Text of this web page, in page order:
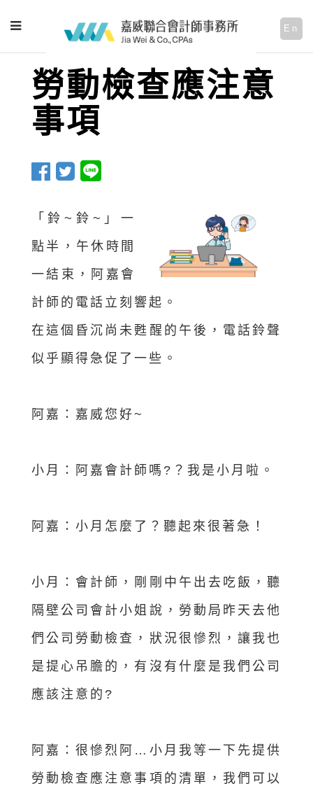
En
勞動檢查應注意
事項
「鈴~鈴~」一
點半，午休時間
一結束，阿嘉會
計師的電話立刻響起。
在這個昏沉尚未甦醒的午後，電話鈴聲
似乎顯得急促了一些。
阿嘉：嘉威您好~
小月：阿嘉會計師嗎?？我是小月啦。
阿嘉：小月怎麼了？聽起來很著急！
小月：會計師，剛剛中午出去吃飯，聽
隔壁公司會計小姐說，勞動局昨天去他
們公司勞動檢查，狀況很慘烈，讓我也
是提心吊膽的，有沒有什麼是我們公司
應該注意的?
阿嘉：很慘烈阿…小月我等一下先提供
勞動檢查應注意事項的清單，我們可以